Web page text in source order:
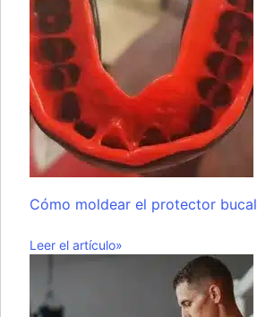
Cómo moldear el protector bucal
Leer el artículo»